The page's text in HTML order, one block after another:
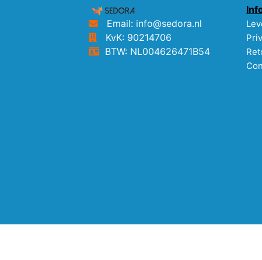
Email: info@sedora.nl
KvK: 90214706
BTW: NL004626471B54